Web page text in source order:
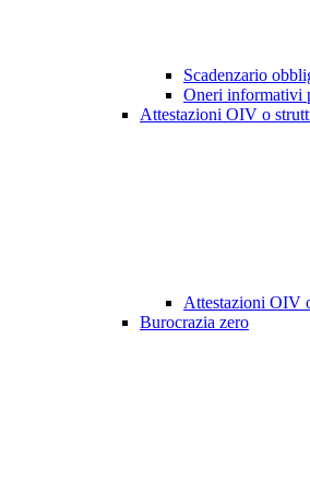
Scadenzario
Oneri informativi
Attestazioni OIV o
Attestazioni OIV
Burocrazia zero